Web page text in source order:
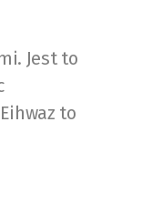
Jest to
to